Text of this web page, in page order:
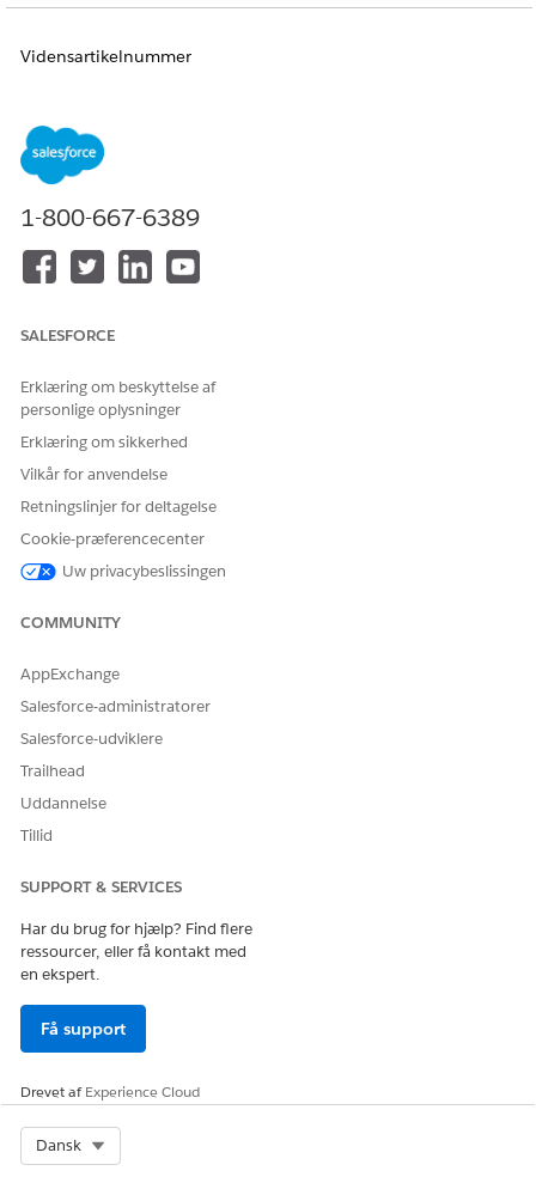
Vidensartikelnummer
Giv os besked, så vi kan forbedre os!
1-800-667-6389
SALESFORCE
Erklæring om beskyttelse af
personlige oplysninger
Erklæring om sikkerhed
Vilkår for anvendelse
Retningslinjer for deltagelse
Cookie-præferencecenter
Uw privacybeslissingen
COMMUNITY
AppExchange
Salesforce-administratorer
Salesforce-udviklere
Trailhead
Uddannelse
Tillid
SUPPORT & SERVICES
Har du brug for hjælp? Find flere
ressourcer, eller få kontakt med
en ekspert.
Få support
Drevet afExperience Cloud
Dansk